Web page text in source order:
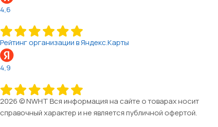
4,6
Рейтинг организации в Яндекс.Карты
4,9
2026 © NWHT Вся информация на сайте о товарах носит
справочный характер и не является публичной офертой.